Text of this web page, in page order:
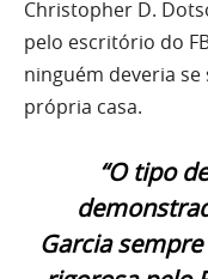
Christopher D.
pelo escritório do
ninguém deveria
própria casa.
“O tipo
Garcia